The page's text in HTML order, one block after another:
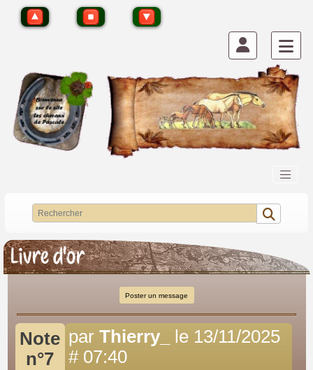
Livre d'or
Poster un message
Note
n°7
par Thierry_
le 13/11/2025
# 07:40